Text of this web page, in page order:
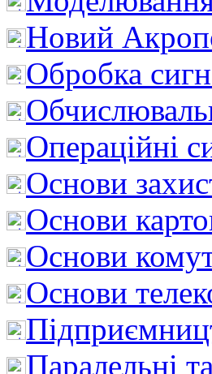
Новий
Обробка
Операційні
Основи
Основи
Основи
Основи
Паралельні